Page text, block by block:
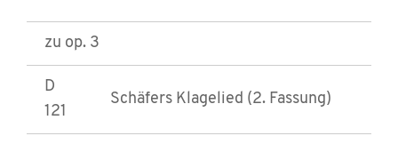
zu op. 3
D
121
Schäfers Klagelied (2. Fassung)